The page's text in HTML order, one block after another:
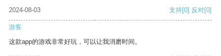
2024-08-03 支持[0] 反对[0]
游客
这款app的游戏非常好玩，可以让我消磨时间。